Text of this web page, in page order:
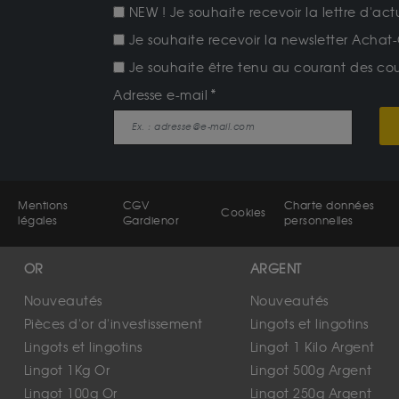
NEW ! Je souhaite recevoir la lettre
Je souhaite recevoir la newsletter
Je souhaite être tenu au courant des
Adresse e-mail
Mentions
légales
CGV
Gardienor
Cookies
Charte données
personnelles
OR
Nouveautés
Pièces d'or d'investissement
Lingots et lingotins
Lingot 1Kg Or
Lingot 100g Or
ARGENT
Nouveautés
Lingots et lingotins
Lingot 1 Kilo Argent
Lingot 500g Argent
Lingot 250g Argent